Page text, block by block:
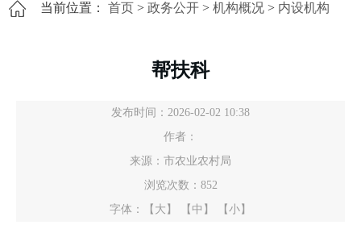
当前位置： 首页 > 政务公开 > 机构概况 > 内设机构
帮扶科
发布时间：2026-02-02 10:38
作者：
来源：市农业农村局
浏览次数： 852
字体：
【大】 【中】 【小】